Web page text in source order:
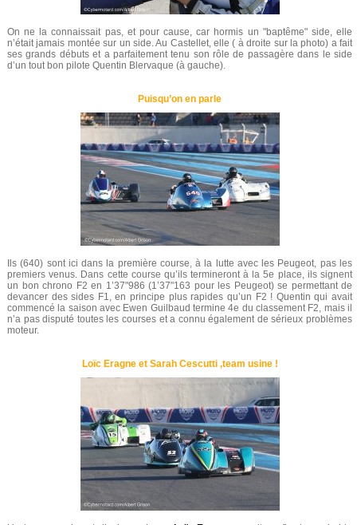
On ne la connaissait pas, et pour cause, car hormis un "baptême" side, elle
n’était jamais montée sur un side. Au Castellet, elle ( à droite sur la photo) a fait
ses grands débuts et a parfaitement tenu son rôle de passagère dans le side
d’un tout bon pilote Quentin Blervaque (à gauche).
Puisqu’on en parle
Ils (640) sont ici dans la première course, à la lutte avec les Peugeot, pas les
premiers venus. Dans cette course qu’ils termineront à la 5e place, ils signent
un bon chrono F2 en 1’37"986 (1’37"163 pour les Peugeot) se permettant de
devancer des sides F1, en principe plus rapides qu’un F2 ! Quentin qui avait
commencé la saison avec Ewen Guilbaud termine 4e du classement F2, mais il
n’a pas disputé toutes les courses et a connu également de sérieux problèmes
moteur.
Loïc Eragne et Sarah Cescutti ,team usine !